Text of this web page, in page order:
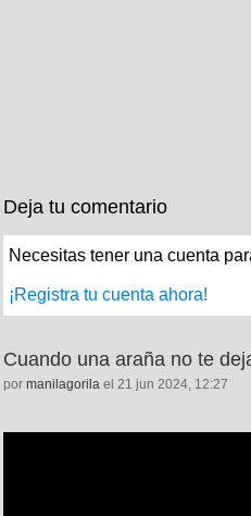
Deja tu comentario
Necesitas tener una cuenta
¡Registra tu cuenta ahora!
Cuando una araña no te
por manilagorila el 21 jun 2024, 12:27